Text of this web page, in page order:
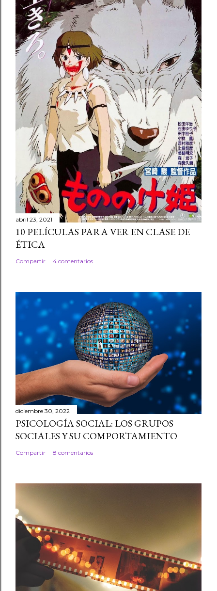
abril 23, 2021
10 PELÍCULAS PARA VER EN CLASE DE
ÉTICA
Compartir 4 comentarios
diciembre 30, 2022
PSICOLOGÍA SOCIAL: LOS GRUPOS
SOCIALES Y SU COMPORTAMIENTO
Compartir 8 comentarios